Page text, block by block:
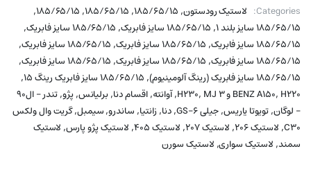
Categories: لاستیک رودستون, ۱۸۵/۶۵/۱۵, ۱۸۵/۶۵/۱۵, ۱۸۵/۶۵/۱۵,
۱۸۵/۶۵/۱۵ سایز بلند ۱ , ۱۸۵/۶۵/۱۵ سایز فابریک , ۱۸۵/۶۵/۱۵ سایز فابریک ,
۱۸۵/۶۵/۱۵ سایز فابریک , ۱۸۵/۶۵/۱۵ سایز فابریک , ۱۸۵/۶۵/۱۵ سایز فابریک ,
۱۸۵/۶۵/۱۵ سایز فابریک , ۱۸۵/۶۵/۱۵ سایز فابریک , ۱۸۵/۶۵/۱۵ سایز فابریک ,
۱۸۵/۶۵/۱۵ سایز فابریک (رینگ آلومینیوم) , ۱۸۵/۶۵/۱۵ سایز فابریک رینگ ۱۵ ,
BENZ A150, H220 و H230 , MJ 3
,آوانته,اقسام دنا,برلیانس,پژو,
تندر - ال۹۰
- لوگان,تویوتا یاریس,جیلی GS-6 ,دنا,زانتیا, ساندرو,سیمبل,گریت وال ولکس
C30
, لاستیک ۲۰۶ , لاستیک ۲۰۷ , لاستیک ۴۰۵ , لاستیک پژو پارس, لاستیک
سمند, لاستیک سواری, لاستیک سورن